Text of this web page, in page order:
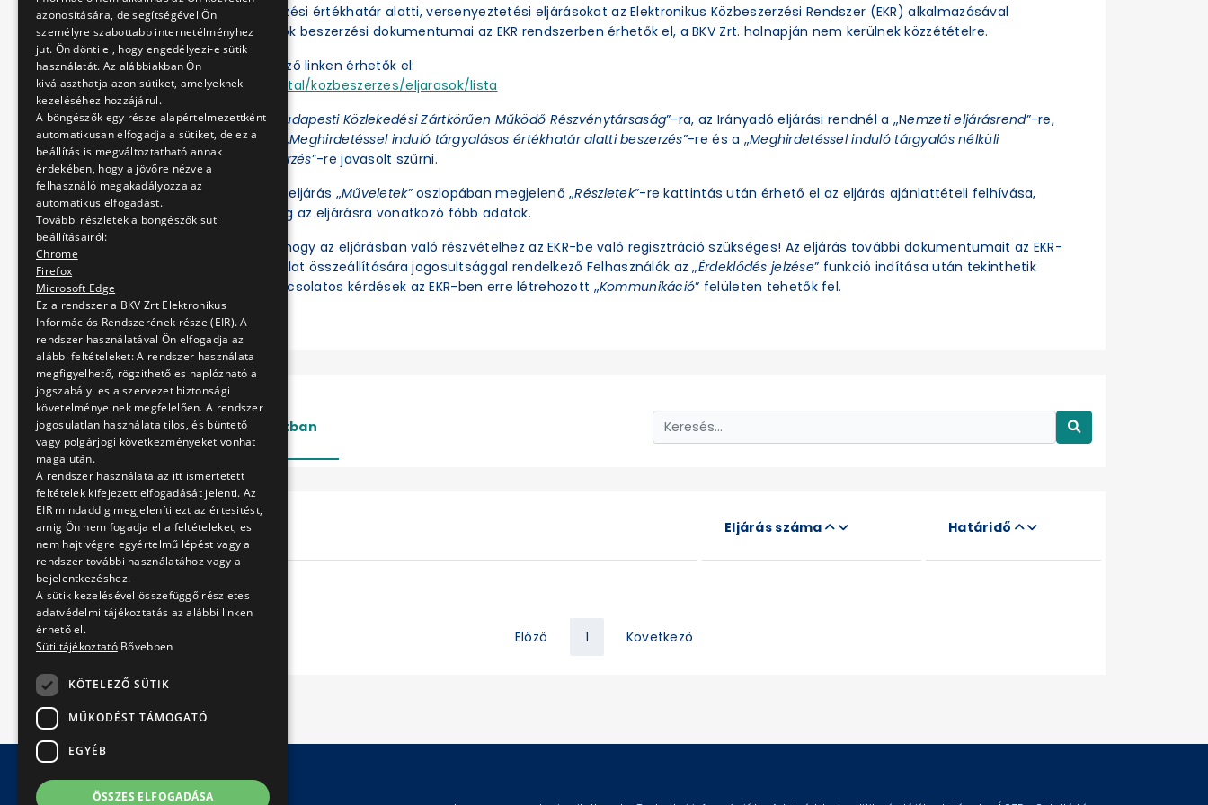
A BKV Zrt. a közbeszerzési értékhatár alatti, versenyeztetési eljárásokat az Elektronikus Közbeszerzési Rendszer (EKR) alkalmazásával
folytatja le. Az eljárások beszerzési dokumentumai az EKR rendszerben érhetők el, a BKV Zrt. holnapján nem kerülnek közzétételre.
Az eljárások a következő linken érhetők el:
https://ekr.gov.hu/portal/kozbeszerzes/eljarasok/lista
Az Ajánlatkérőnél a „
Budapesti Közlekedési Zártkörűen Működő Részvénytársaság”-ra, az Irányadó eljárási rendnél a „Nemzeti eljárásrend”-re,
az Eljárás fajtájánál a „Meghirdetéssel induló tárgyalásos értékhatár alatti beszerzés”-re és a „Meghirdetéssel induló tárgyalás nélküli
értékhatár alatti beszerzés”-re javasolt szűrni.
Ezt követően az adott eljárás „Műveletek” oszlopában megjelenő „Részletek”-re kattintás után érhető el az eljárás ajánlattételi felhívása,
illetve tekinthetők meg az eljárásra vonatkozó főbb adatok.
Felhívjuk a figyelmet, hogy az eljárásban való részvételhez az EKR-be való regisztráció szükséges! Az eljárás további dokumentumait az EKR-
ben regisztrált és ajánlat összeállítására jogosultsággal rendelkező Felhasználók az „Érdeklődés jelzése” funkció indítása után tekinthetik
meg. Az eljárással kapcsolatos kérdések az EKR-ben erre létrehozott „Kommunikáció” felületen tehetők fel.
Lezárt Folyamatban
Cím Eljárás száma Határidő
Előző 1 Következő
azonosítására, de segítségével Ön
személyre szabottabb internetélményhez
jut. Ön dönti el, hogy engedélyezi-e sütik
használatát. Az alábbiakban Ön
kiválaszthatja azon sütiket, amelyeknek
kezeléséhez hozzájárul.
A böngészők egy része alapértelmezettként
automatikusan elfogadja a sütiket, de ez a
beállítás is megváltoztatható annak
érdekében, hogy a jövőre nézve a
felhasználó megakadályozza az
automatikus elfogadást.
További részletek a böngészők süti
beállításairól:
Chrome
Firefox
Microsoft Edge
Ez a rendszer a BKV Zrt Elektronikus
Információs Rendszerének része (EIR). A
rendszer használatával Ön elfogadja az
alábbi feltételeket: A rendszer használata
megfigyelhető, rögzithető es naplózható a
jogszabályi es a szervezet biztonsági
követelményeinek megfelelően. A rendszer
jogosulatlan használata tilos, és büntető
vagy polgárjogi következményeket vonhat
maga után.
A rendszer használata az itt ismertetett
feltételek kifejezett elfogadását jelenti. Az
EIR mindaddig megjeleníti ezt az értesitést,
amig Ön nem fogadja el a feltételeket, es
nem hajt végre egyértelmű lépést vagy a
rendszer további használatához vagy a
bejelentkezéshez.
A sütik kezelésével összefüggő részletes
adatvédelmi tájékoztatás az alábbi linken
érhető el.
Süti tájékoztató Bővebben
KÖTELEZŐ SÜTIK
MŰKÖDÉST TÁMOGATÓ
EGYÉB
ÖSSZES ELFOGADÁSA